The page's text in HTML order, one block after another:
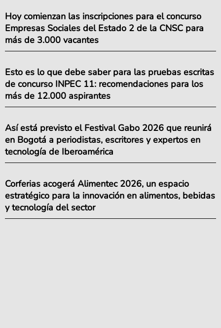
Hoy comienzan las inscripciones para el concurso
Empresas Sociales del Estado 2 de la CNSC para
más de 3.000 vacantes
Esto es lo que debe saber para las pruebas escritas
de concurso INPEC 11: recomendaciones para los
más de 12.000 aspirantes
Así está previsto el Festival Gabo 2026 que reunirá
en Bogotá a periodistas, escritores y expertos en
tecnología de Iberoamérica
Corferias acogerá Alimentec 2026, un espacio
estratégico para la innovación en alimentos, bebidas
y tecnología del sector